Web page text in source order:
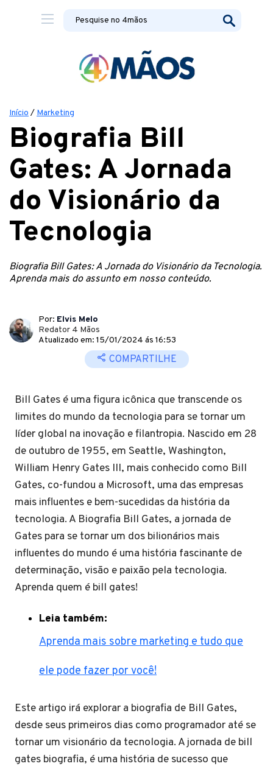
Início / Marketing
Biografia Bill
Gates: A Jornada
do Visionário da
Tecnologia
Biografia Bill Gates: A Jornada do Visionário da Tecnologia.
Aprenda mais do assunto em nosso conteúdo.
Por: Elvis Melo
Redator 4 Mãos
Atualizado em: 15/01/2024 ás 16:53
COMPARTILHE
Bill Gates é uma figura icônica que transcende os
limites do mundo da tecnologia para se tornar um
líder global na inovação e filantropia. Nascido em 28
de outubro de 1955, em Seattle, Washington,
William Henry Gates III, mais conhecido como Bill
Gates, co-fundou a Microsoft, uma das empresas
mais influentes e bem-sucedidas da história da
tecnologia. A Biografia Bill Gates, a jornada de
Gates para se tornar um dos bilionários mais
influentes do mundo é uma história fascinante de
determinação, visão e paixão pela tecnologia.
Aprenda quem é bill gates!
Leia também:
Aprenda mais sobre marketing e tudo que
ele pode fazer por você!
Este artigo irá explorar a biografia de Bill Gates,
desde seus primeiros dias como programador até se
tornar um visionário da tecnologia. A jornada de bill
gates biografia, é uma história de sucesso que